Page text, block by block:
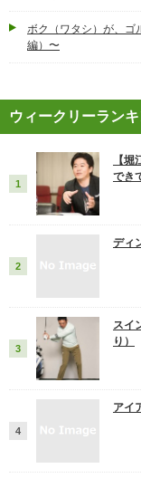
ボク（ワタシ）が、
編）〜
ウィークリーラン
【
でき
ディ
スイ
り）
アイ